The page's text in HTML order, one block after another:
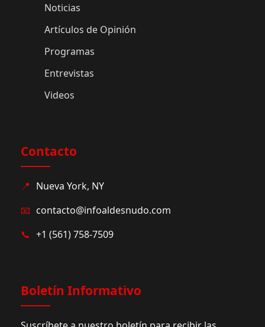
Noticias
Artículos de Opinión
Programas
Entrevistas
Videos
Contacto
📍 Nueva York, NY
📧 contacto@infoaldesnudo.com
📞 +1 (561) 758-7509
Boletín Informativo